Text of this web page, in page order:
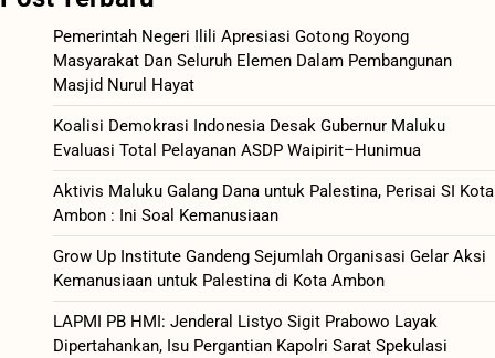
Pemerintah Negeri Ilili Apresiasi Gotong Royong
Masyarakat Dan Seluruh Elemen Dalam Pembangunan
Masjid Nurul Hayat
Koalisi Demokrasi Indonesia Desak Gubernur Maluku
Evaluasi Total Pelayanan ASDP Waipirit–Hunimua
Aktivis Maluku Galang Dana untuk Palestina, Perisai SI Kota
Ambon : Ini Soal Kemanusiaan
Grow Up Institute Gandeng Sejumlah Organisasi Gelar Aksi
Kemanusiaan untuk Palestina di Kota Ambon
LAPMI PB HMI: Jenderal Listyo Sigit Prabowo Layak
Dipertahankan, Isu Pergantian Kapolri Sarat Spekulasi